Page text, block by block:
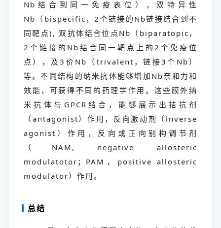
Nb结合到同一免疫表位），双特异性
Nb（bispecific，2个链接的Nb链接结合到不
同靶点), 双抗体结合位点Nb（biparatopic，
2个链接的Nb结合同一靶点上的2个免疫位
点），及3价Nb（trivalent，链接3个Nb）
等。不同结构的纳米抗体能够增加Nb亲和力和
效能，可获得不同的药理学作用。这些膜外纳
米抗体与GPCR结合，能够展示出拮抗剂
（antagonist）作用，反向激动剂（inverse
agonist）作用，反向或正向别构调节剂
（NAM, negative allosteric
modulatotor；PAM，positive allosteric
modulator）作用。
总结